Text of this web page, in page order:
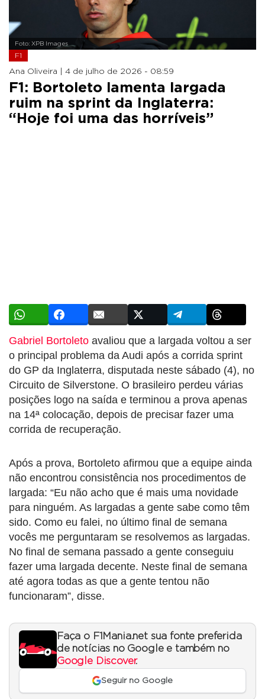
Foto: XPB Images
F1
Ana Oliveira | 4 de julho de 2026 - 08:59
F1: Bortoleto lamenta largada
ruim na sprint da Inglaterra:
“Hoje foi uma das horríveis”
Gabriel Bortoleto avaliou que a largada voltou a ser
o principal problema da Audi após a corrida sprint
do GP da Inglaterra, disputada neste sábado (4), no
Circuito de Silverstone. O brasileiro perdeu várias
posições logo na saída e terminou a prova apenas
na 14ª colocação, depois de precisar fazer uma
corrida de recuperação.
Após a prova, Bortoleto afirmou que a equipe ainda
não encontrou consistência nos procedimentos de
largada: “Eu não acho que é mais uma novidade
para ninguém. As largadas a gente sabe como têm
sido. Como eu falei, no último final de semana
vocês me perguntaram se resolvemos as largadas.
No final de semana passado a gente conseguiu
fazer uma largada decente. Neste final de semana
até agora todas as que a gente tentou não
funcionaram”, disse.
Faça o F1Mania.net sua fonte preferida
de notícias no Google e também no
Google Discover.
Seguir no Google